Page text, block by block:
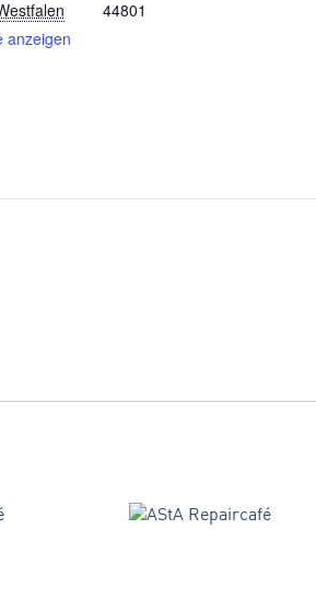
44801
anzeigen